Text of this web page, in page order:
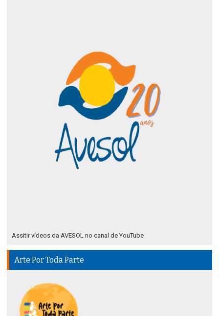
Assitir vídeos da AVESOL no canal de YouTube
Arte Por Toda Parte